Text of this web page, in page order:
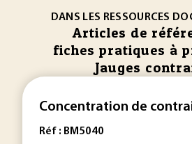
DANS LES RESSOURCES
Articles de
fiches pratiques à
Jauges
Concentration de
Réf : BM5040